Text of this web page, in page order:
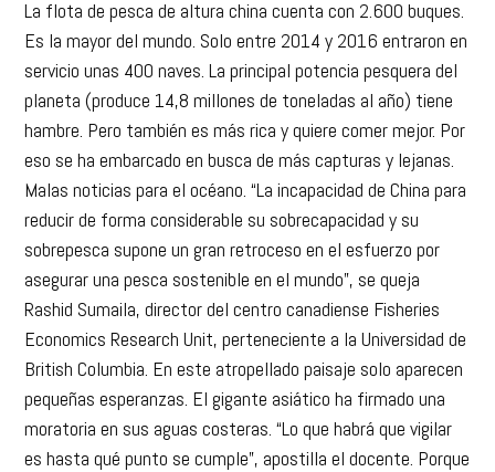
La flota de pesca de altura china cuenta con 2.600 buques.
Es la mayor del mundo. Solo entre 2014 y 2016 entraron en
servicio unas 400 naves. La principal potencia pesquera del
planeta (produce 14,8 millones de toneladas al año) tiene
hambre. Pero también es más rica y quiere comer mejor. Por
eso se ha embarcado en busca de más capturas y lejanas.
Malas noticias para el océano. “La incapacidad de China para
reducir de forma considerable su sobrecapacidad y su
sobrepesca supone un gran retroceso en el esfuerzo por
asegurar una pesca sostenible en el mundo”, se queja
Rashid Sumaila, director del centro canadiense Fisheries
Economics Research Unit, perteneciente a la Universidad de
British Columbia. En este atropellado paisaje solo aparecen
pequeñas esperanzas. El gigante asiático ha firmado una
moratoria en sus aguas costeras. “Lo que habrá que vigilar
es hasta qué punto se cumple”, apostilla el docente. Porque